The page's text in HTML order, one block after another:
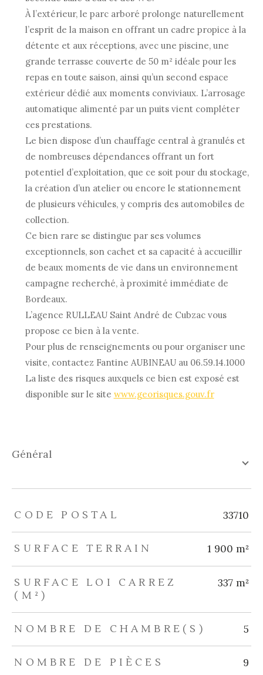
À l’extérieur, le parc arboré prolonge naturellement
l’esprit de la maison en offrant un cadre propice à la
détente et aux réceptions, avec une piscine, une
grande terrasse couverte de 50 m² idéale pour les
repas en toute saison, ainsi qu’un second espace
extérieur dédié aux moments conviviaux. L’arrosage
automatique alimenté par un puits vient compléter
ces prestations.
Le bien dispose d’un chauffage central à granulés et
de nombreuses dépendances offrant un fort
potentiel d’exploitation, que ce soit pour du stockage,
la création d’un atelier ou encore le stationnement
de plusieurs véhicules, y compris des automobiles de
collection.
Ce bien rare se distingue par ses volumes
exceptionnels, son cachet et sa capacité à accueillir
de beaux moments de vie dans un environnement
campagne recherché, à proximité immédiate de
Bordeaux.
L’agence RULLEAU Saint André de Cubzac vous
propose ce bien à la vente.
Pour plus de renseignements ou pour organiser une
visite, contactez Fantine AUBINEAU au 06.59.14.1000
La liste des risques auxquels ce bien est exposé est
disponible sur le site www.georisques.gouv.fr
général
TRAD_ZEPHYR_Caracteristique TRAD_ZEPHYR_Valeurs
CODE POSTAL 33710
SURFACE TERRAIN 1 900 m²
SURFACE LOI CARREZ
(M²)
337 m²
NOMBRE DE CHAMBRE(S) 5
NOMBRE DE PIÈCES 9